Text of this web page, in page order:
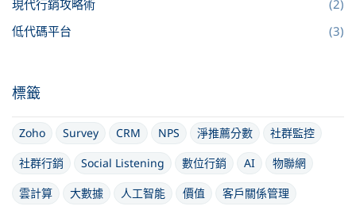
現代行銷攻略術
(2)
低代碼平台
(3)
標籤
Zoho Survey CRM NPS 淨推薦分數
社群監控
社群行銷
Social Listening 數位行銷 AI
物聯網
雲計算
大數據 人工智能 價值
客戶關係管理